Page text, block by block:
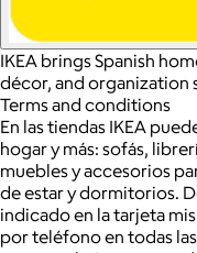
IKEA brings Spanish
décor, and organization
Terms and conditions
En las tiendas IKEA
hogar y más: sofás,
muebles y accesorios
de estar y dormitorios.
indicado en la tarjeta
por teléfono en todas